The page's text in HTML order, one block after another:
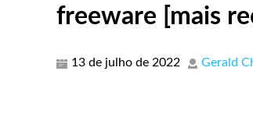
freeware [mais
13 de julho de 2022 Gerald